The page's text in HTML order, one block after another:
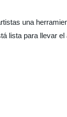
una
lista para llevar